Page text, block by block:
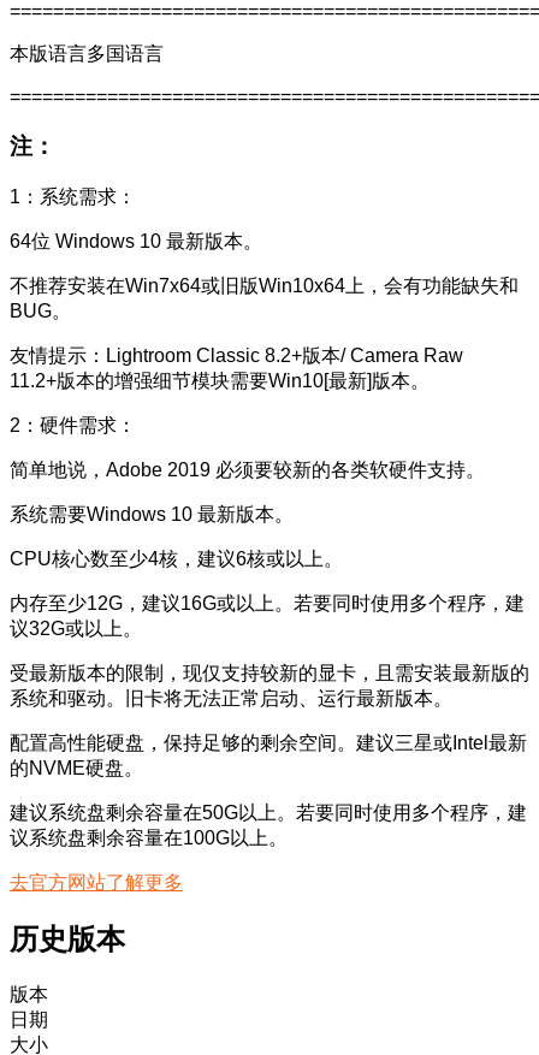
本版语言多国语言
注：
1：系统需求：
64位 Windows 10 最新版本。
不推荐安装在Win7x64或旧版Win10x64上，会有功能缺失和
BUG。
友情提示：Lightroom Classic 8.2+版本/ Camera Raw
11.2+版本的增强细节模块需要Win10[最新]版本。
2：硬件需求：
简单地说，Adobe 2019 必须要较新的各类软硬件支持。
系统需要Windows 10 最新版本。
CPU核心数至少4核，建议6核或以上。
内存至少12G，建议16G或以上。若要同时使用多个程序，建
议32G或以上。
受最新版本的限制，现仅支持较新的显卡，且需安装最新版的
系统和驱动。旧卡将无法正常启动、运行最新版本。
配置高性能硬盘，保持足够的剩余空间。建议三星或Intel最新
的NVME硬盘。
建议系统盘剩余容量在50G以上。若要同时使用多个程序，建
议系统盘剩余容量在100G以上。
去官方网站了解更多
历史版本
版本
日期
大小